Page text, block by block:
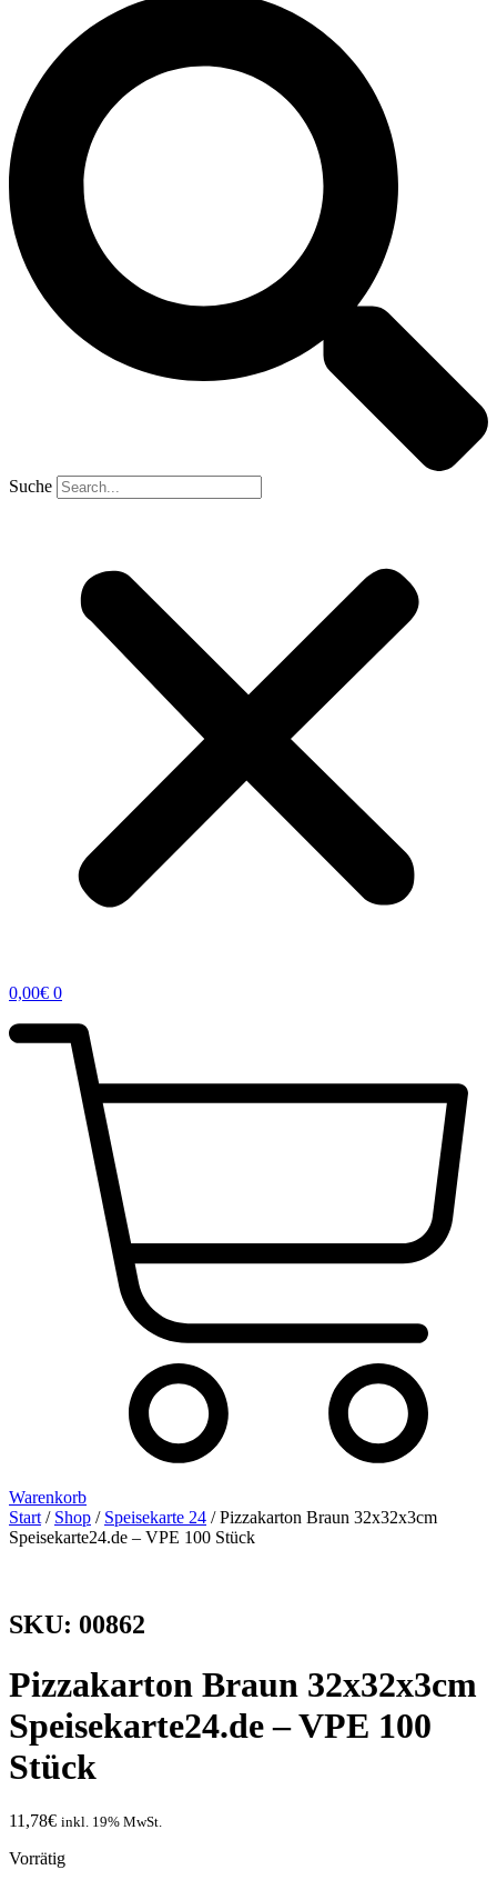
Suche
0,00€ 0
Warenkorb
Start / Shop / Speisekarte 24 / Pizzakarton Braun 32x32x3cm
Speisekarte24.de – VPE 100 Stück
SKU: 00862
Pizzakarton Braun 32x32x3cm
Speisekarte24.de – VPE 100
Stück
11,78€ inkl. 19% MwSt.
Vorrätig